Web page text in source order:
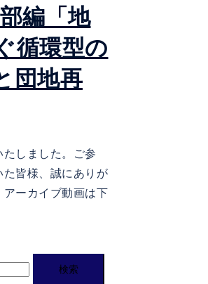
編「地
循環型の
団地再
しました。ご参
皆様、誠にありが
アーカイブ動画は下